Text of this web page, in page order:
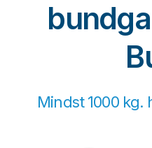
Mindst 1000